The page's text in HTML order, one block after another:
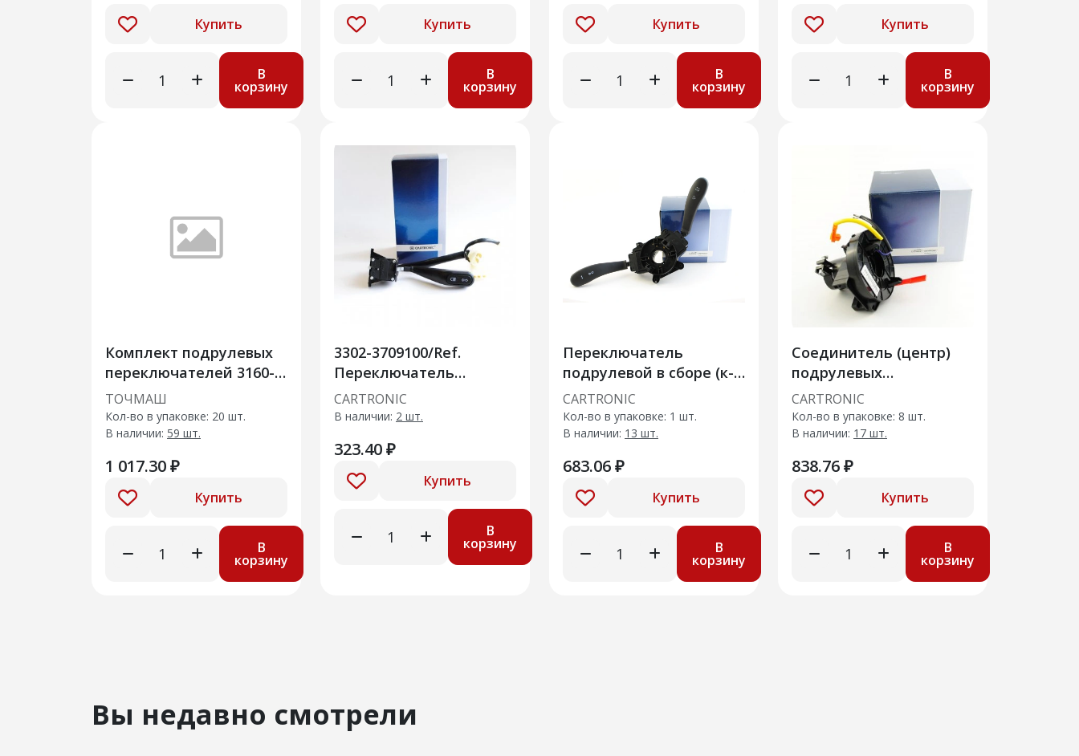
Купить
В
корзину
Купить
В
корзину
Купить
В
корзину
Купить
В
корзину
Комплект подрулевых
переключателей 3160-
3709005-28
ТОЧМАШ
Кол-во в упаковке: 20 шт.
В наличии: 59 шт.
1 017.30 ₽
Купить
В
корзину
3302-3709100/Ref.
Переключатель
подрулевой (света) ГАЗ
2705/3302/3321
CARTRONIC
В наличии: 2 шт.
323.40 ₽
Купить
В
корзину
Переключатель
подрулевой в сборе (к-т
поставки) ВАЗ 2170,2123
Cartronic CTR0115390
(Ref.2123-3709305
CARTRONIC
Кол-во в упаковке: 1 шт.
В наличии: 13 шт.
683.06 ₽
Купить
В
корзину
Соединитель (центр)
подрулевых
переключателей ВАЗ
2170->2172 (с AIR Bag)
Cartronic CTR0113658
CARTRONIC
Кол-во в упаковке: 8 шт.
В наличии: 17 шт.
838.76 ₽
Купить
В
корзину
Вы недавно смотрели